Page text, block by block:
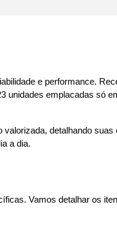
e performance.
unidades emplacadas só
valorizada, detalhando
a dia.
Vamos detalhar os